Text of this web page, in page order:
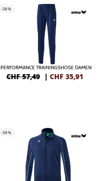
-38%
PERFORMANCE TRAININGSHOSE DAMEN
CHF 57,49 | CHF 35,91
-38%